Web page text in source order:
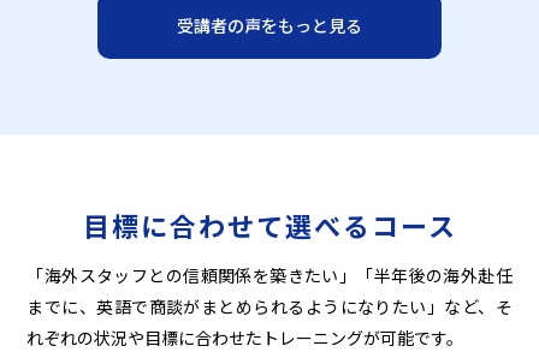
受講者の声をもっと見る
目標に合わせて選べるコース
「海外スタッフとの信頼関係を築きたい」「半年後の海外赴任
までに、英語で商談がまとめられるようになりたい」など、そ
れぞれの状況や目標に合わせたトレーニングが可能です。